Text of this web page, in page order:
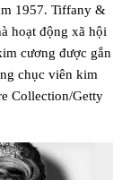
1957. Tiffany &
hoạt động xã hội
cương được gắn
chục viên kim
Collection/Getty